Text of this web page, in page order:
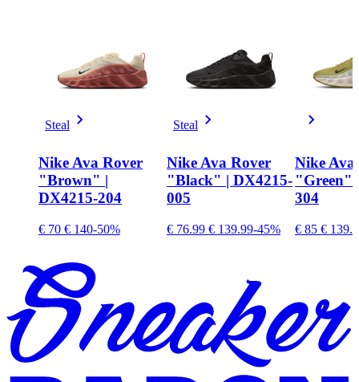
Steal
Nike Ava Rover
"Brown" |
DX4215-204
€ 70 € 140-50%
Steal
Nike Ava Rover
"Black" | DX4215-
005
€ 76.99 € 139.99-45%
Nike Ava
"Green"
304
€ 85 €